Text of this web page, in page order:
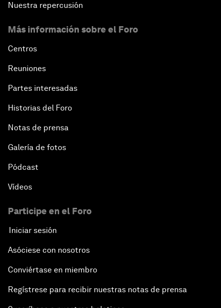
Nuestra repercusión
Más información sobre el Foro
Centros
Reuniones
Partes interesadas
Historias del Foro
Notas de prensa
Galería de fotos
Pódcast
Vídeos
Participe en el Foro
Iniciar sesión
Asóciese con nosotros
Conviértase en miembro
Regístrese para recibir nuestras notas de prensa